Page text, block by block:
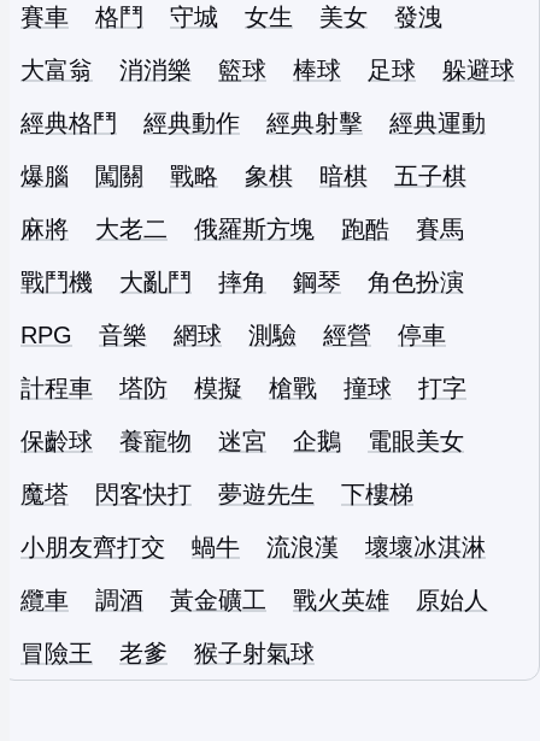
賽車 格鬥 守城 女生 美女
發洩
大富翁
消消樂 籃球 棒球 足球
躲避球
經典格鬥
經典動作 經典射擊
經典運動
爆腦
闖關 戰略 象棋 暗棋
五子棋
麻將
大老二 俄羅斯方塊 跑酷
賽馬
戰鬥機
大亂鬥 摔角 鋼琴
角色扮演
RPG
音樂 網球 測驗 經營
停車
計程車
塔防 模擬 槍戰 撞球
打字
保齡球
養寵物 迷宮 企鵝
電眼美女
魔塔
閃客快打 夢遊先生
下樓梯
小朋友齊打交
蝸牛 流浪漢
壞壞冰淇淋
纜車
調酒 黃金礦工 戰火英雄
原始人
冒險王
老爹 猴子射氣球